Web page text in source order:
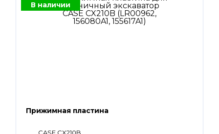
В наличии
Прижимная пластина